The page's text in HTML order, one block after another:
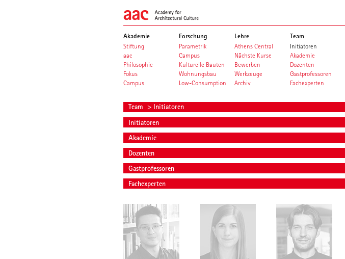
Akademie
Stiftung
aac
Philosophie
Fokus
Campus
Forschung
Parametrik
Campus
Kulturelle Bauten
Wohnungsbau
Low-Consumption
Lehre
Athens Central
Nächste Kurse
Bewerben
Werkzeuge
Archiv
Team
Initiatoren
Akademie
Dozenten
Gastprofessoren
Fachexperten
Team > Initiatoren
Initiatoren
Akademie
Dozenten
Gastprofessoren
Fachexperten